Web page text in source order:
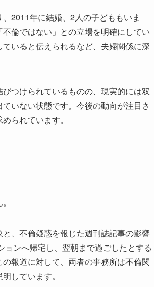
2011年に結婚、2人の子どももいま
倫ではない」との立場を明確にしてい
いると伝えられるなど、夫婦関係に深
つけられているものの、現実的には双
いない状態です。今後の動向が注目さ
られています。
、不倫疑惑を報じた週刊誌記事の影響
ンへ帰宅し、翌朝まで過ごしたとする
報道に対して、両者の事務所は不倫関
しています。